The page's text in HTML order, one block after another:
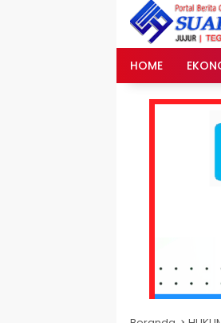
HOME